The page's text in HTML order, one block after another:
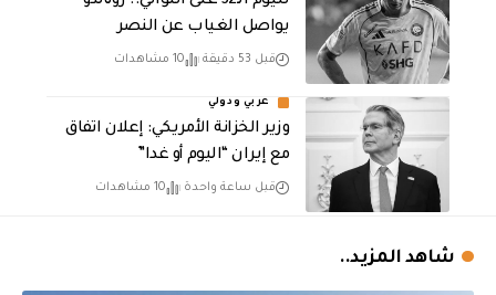
يواصل الغياب عن النصر
قبل 53 دقيقة 10 مشاهدات
عربي ودولي
وزير الخزانة الأمريكي: إعلان اتفاق
مع إيران “اليوم أو غدا”
قبل ساعة واحدة 10 مشاهدات
شاهد المزيد..